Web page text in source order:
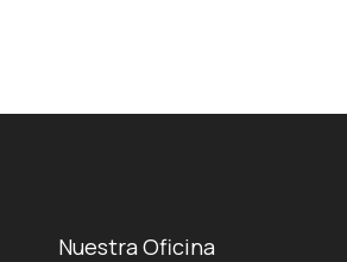
Nuestra Oficina